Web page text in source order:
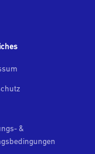
&